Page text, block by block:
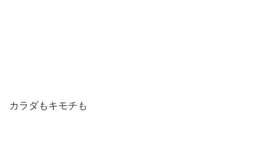
カラダもキモチも